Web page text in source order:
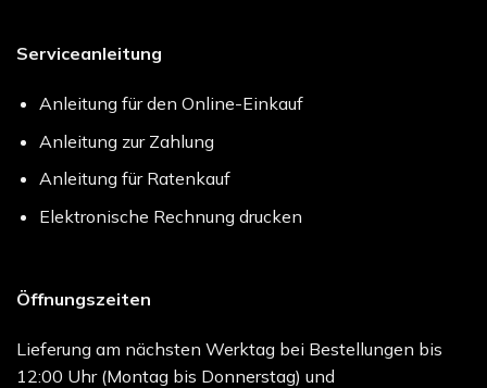
Serviceanleitung
Anleitung für den Online-Einkauf
Anleitung zur Zahlung
Anleitung für Ratenkauf
Elektronische Rechnung drucken
Öffnungszeiten
Lieferung am nächsten Werktag bei Bestellungen bis
12:00 Uhr (Montag bis Donnerstag) und